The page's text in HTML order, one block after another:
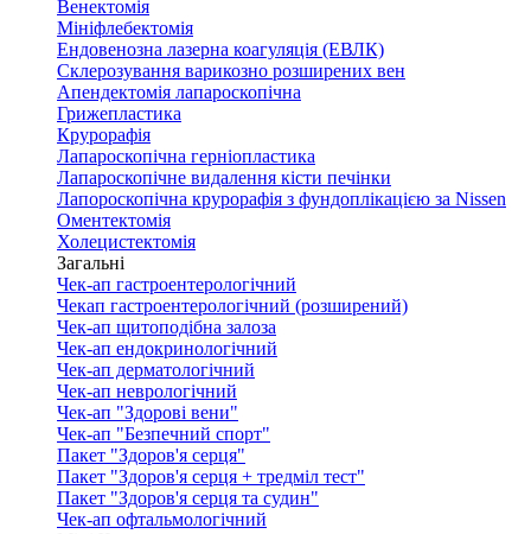
Венектомія
Мініфлебектомія
Ендовенозна лазерна коагуляція (ЕВЛК)
Склерозування варикозно розширених вен
Апендектомія лапароскопічна
Грижепластика
Крурорафія
Лапароскопічна герніопластика
Лапароскопічне видалення кісти печінки
Лапороскопічна крурорафія з фундоплікацією за Nissen
Оментектомія
Холецистектомія
Загальні
Чек-ап гастроентерологічний
Чекап гастроентерологічний (розширений)
Чек-ап щитоподібна залоза
Чек-ап ендокринологічний
Чек-ап дерматологічний
Чек-ап неврологічний
Чек-ап "Здорові вени"
Чек-ап "Безпечний спорт"
Пакет "Здоров'я серця"
Пакет "Здоров'я серця + тредміл тест"
Пакет "Здоров'я серця та судин"
Чек-ап офтальмологічний